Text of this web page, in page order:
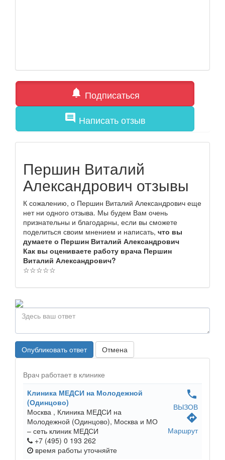
notifications Подписаться
comment Написать отзыв
Першин Виталий
Александрович отзывы
К сожалению, о Першин Виталий Александрович еще
нет ни одного отзыва. Мы будем Вам очень
признательны и благодарны, если вы сможете
поделиться своим мнением и написать, что вы
думаете о Першин Виталий Александрович
Как вы оцениваете работу врача Першин
Виталий Александрович?
☆☆☆☆☆
Опубликовать ответ Отмена
Врач работает в клинике
Клиника МЕДСИ на Молодежной
(Одинцово)
Москва , Клиника МЕДСИ на
Молодежной (Одинцово), Москва и МО
– сеть клиник МЕДСИ
+7 (495) 0 193 262
время работы уточняйте
phone
ВЫЗОВ
directions
Маршрут